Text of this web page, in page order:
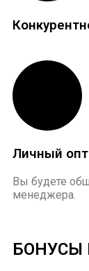
Личный
Вы будете
менеджера.
БОНУСЫ